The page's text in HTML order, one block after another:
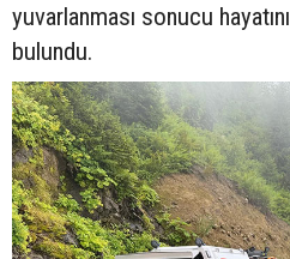
yuvarlanması sonucu
bulundu.